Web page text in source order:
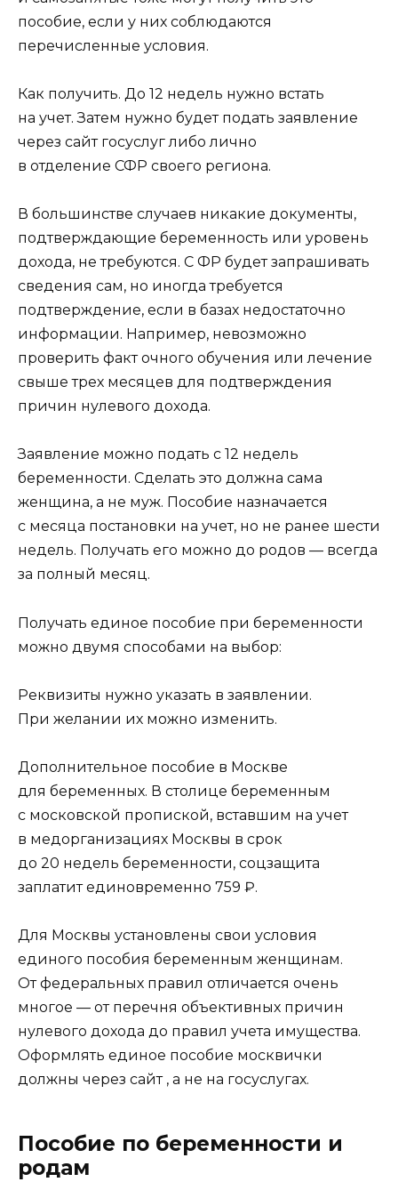
пособие, если у них соблюдаются
перечисленные условия.
Как получить. До 12 недель нужно встать
на учет. Затем нужно будет подать заявление
через сайт госуслуг либо лично
в отделение СФР своего региона.
В большинстве случаев никакие документы,
подтверждающие беременность или уровень
дохода, не требуются. С ФР будет запрашивать
сведения сам, но иногда требуется
подтверждение, если в базах недостаточно
информации. Например, невозможно
проверить факт очного обучения или лечение
свыше трех месяцев для подтверждения
причин нулевого дохода.
Заявление можно подать с 12 недель
беременности. Сделать это должна сама
женщина, а не муж. Пособие назначается
с месяца постановки на учет, но не ранее шести
недель. Получать его можно до родов — всегда
за полный месяц.
Получать единое пособие при беременности
можно двумя способами на выбор:
Реквизиты нужно указать в заявлении.
При желании их можно изменить.
Дополнительное пособие в Москве
для беременных. В столице беременным
с московской пропиской, вставшим на учет
в медорганизациях Москвы в срок
до 20 недель беременности, соцзащита
заплатит единовременно 759 ₽.
Для Москвы установлены свои условия
единого пособия беременным женщинам.
От федеральных правил отличается очень
многое — от перечня объективных причин
нулевого дохода до правил учета имущества.
Оформлять единое пособие москвички
должны через сайт , а не на госуслугах.
Пособие по беременности и
родам